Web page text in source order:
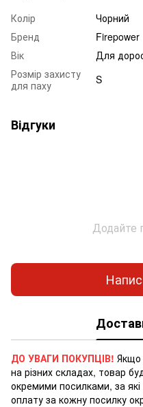
Колір
Чорний
Бренд
Firepower
Вік
Для
Розмір захисту
для паху
S
Відгуки
Додайте
ДО УВАГИ ПОКУПЦІВ! Якщо
на різних складах, товар
окремими посилками, за
оплату за кожну посилку